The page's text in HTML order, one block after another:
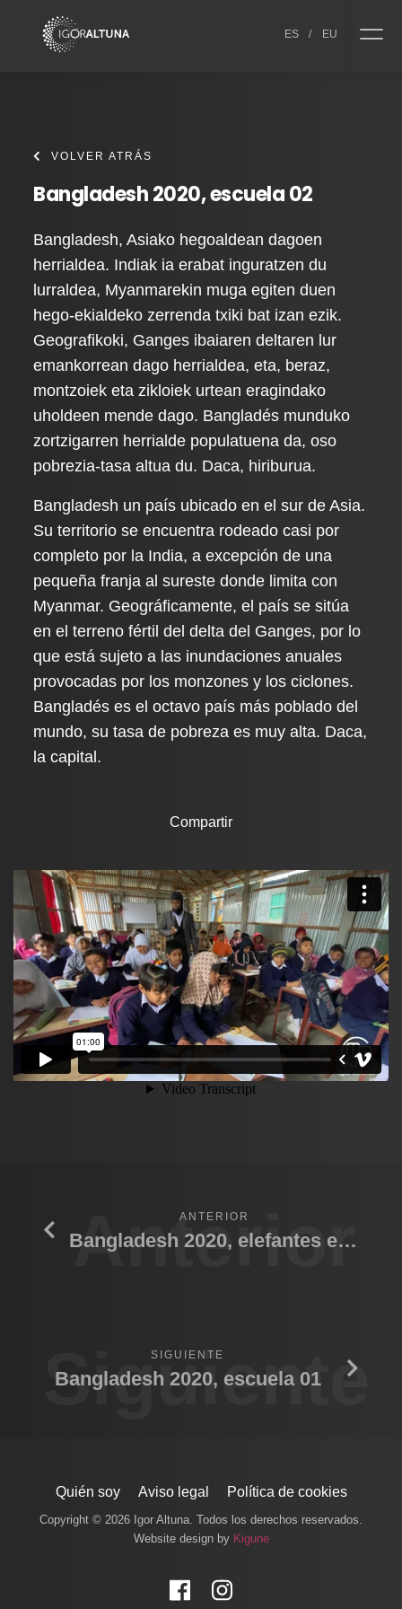
ES / EU
VOLVER ATRÁS
Bangladesh 2020, escuela 02
Bangladesh, Asiako hegoaldean dagoen
herrialdea. Indiak ia erabat inguratzen du
lurraldea, Myanmarekin muga egiten duen
hego-ekialdeko zerrenda txiki bat izan ezik.
Geografikoki, Ganges ibaiaren deltaren lur
emankorrean dago herrialdea, eta, beraz,
montzoiek eta zikloiek urtean eragindako
uholdeen mende dago. Bangladés munduko
zortzigarren herrialde populatuena da, oso
pobrezia-tasa altua du. Daca, hiriburua.
Bangladesh un país ubicado en el sur de Asia.
Su territorio se encuentra rodeado casi por
completo por la India, a excepción de una
pequeña franja al sureste donde limita con
Myanmar. Geográficamente, el país se sitúa
en el terreno fértil del delta del Ganges, por lo
que está sujeto a las inundaciones anuales
provocadas por los monzones y los ciclones.
Bangladés es el octavo país más poblado del
mundo, su tasa de pobreza es muy alta. Daca,
la capital.
Compartir
Anterior
ANTERIOR
Bangladesh 2020, elefantes en la calle.
Siguiente
SIGUIENTE
Bangladesh 2020, escuela 01
Quién soy Aviso legal Política de cookies
Copyright © 2026 Igor Altuna. Todos los derechos reservados.
Website design by Kigune
Facebook
Instagram